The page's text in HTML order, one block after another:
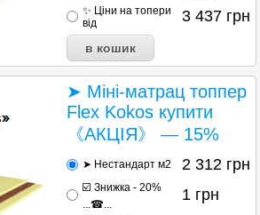
✨ Ціни на топери
від
3 437 грн
➤ Міні-матрац топпер
Flex Kokos купити
《АКЦІЯ》 — 15%
➤ Нестандарт м2 2 312 грн
☑️ Знижка - 20%
...☎...
1 грн